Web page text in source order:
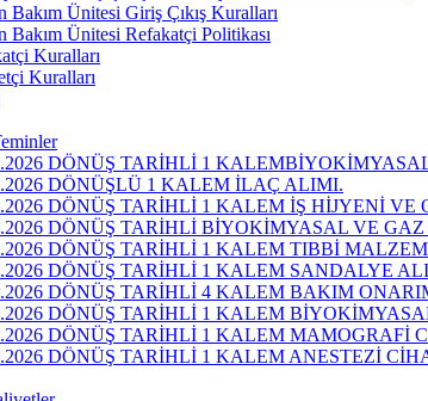
Bakım Ünitesi Giriş Çıkış Kuralları
Bakım Ünitesi Refakatçi Politikası
Kuralları
Kuralları
DÖNÜŞ TARİHLİ 1
DÖNÜŞLÜ 1 KALEM İLAÇ ALIMI.
DÖNÜŞ TARİHLİ 1 KALEM İŞ HİJYENİ
DÖNÜŞ TARİHLİ BİYOKİMYASAL VE
DÖNÜŞ TARİHLİ 1 KALEM TIBBİ
DÖNÜŞ TARİHLİ 1 KALEM SANDALYE
DÖNÜŞ TARİHLİ 4 KALEM BAKIM
DÖNÜŞ TARİHLİ 1 KALEM
DÖNÜŞ TARİHLİ 1 KALEM
DÖNÜŞ TARİHLİ 1 KALEM ANESTEZİ